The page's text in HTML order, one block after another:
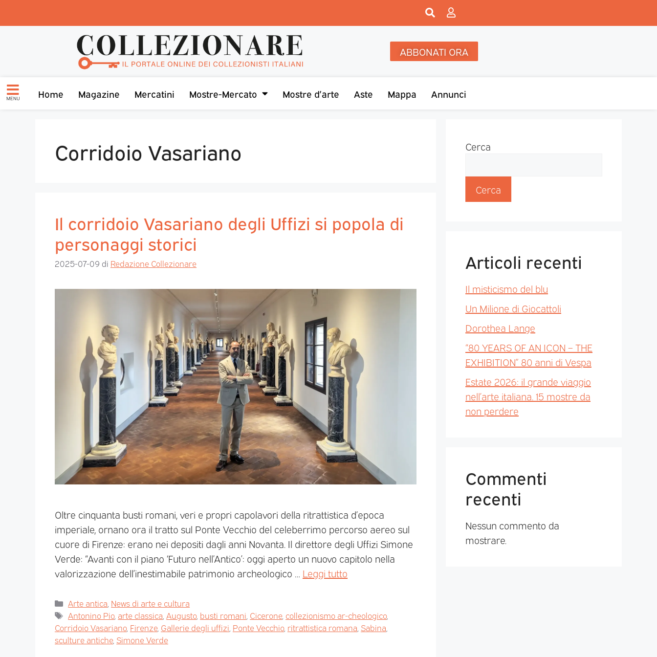
ABBONATI ORA
MENU Home Magazine Mercatini Mostre-Mercato Mostre d’arte Aste Mappa Annunci
Corridoio Vasariano
Il corridoio Vasariano degli Uffizi si popola di
personaggi storici
2025-07-09 di Redazione Collezionare
Oltre cinquanta busti romani, veri e propri capolavori della ritrattistica d’epoca
imperiale, ornano ora il tratto sul Ponte Vecchio del celeberrimo percorso aereo sul
cuore di Firenze: erano nei depositi dagli anni Novanta. Il direttore degli Uffizi Simone
Verde: “Avanti con il piano ‘Futuro nell’Antico’: oggi aperto un nuovo capitolo nella
valorizzazione dell’inestimabile patrimonio archeologico … Leggi tutto
Arte antica News di arte e cultura
Antonino Pio, arte classica ,Augusto, busti romani Cicerone, collezionismo ar-cheologico,
Corridoio Vasariano, Firenze, Gallerie degli uffizi Ponte Vecchio, ritrattistica romana Sabina
sculture antiche, Simone Verde
Cerca
Cerca
Articoli recenti
Il misticismo del blu
Un Milione di Giocattoli
Dorothea Lange
“80 YEARS OF AN ICON – THE
EXHIBITION” 80 anni di Vespa
Estate 2026: il grande viaggio
nell’arte italiana. 15 mostre da
non perdere
Commenti
recenti
Nessun commento da
mostrare.